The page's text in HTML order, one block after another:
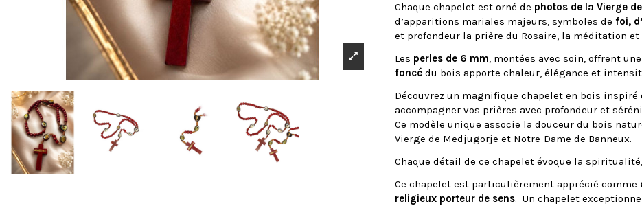
Chaque chapelet est orné de photos de la Vierge
d’apparitions mariales majeurs, symboles de foi,
et profondeur la prière du Rosaire, la méditation
Les perles de 6 mm, montées avec soin, offrent
foncé du bois apporte chaleur, élégance et
Découvrez un magnifique chapelet en bois inspiré
accompagner vos prières avec profondeur et
Ce modèle unique associe la douceur du bois
Vierge de Medjugorje et Notre-Dame de Banneux.
Chaque détail de ce chapelet évoque la
Ce chapelet est particulièrement apprécié comme
religieux porteur de sens. Un chapelet